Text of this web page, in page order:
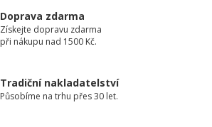
Doprava zdarma
Získejte dopravu zdarma
při nákupu nad 1500 Kč.
Tradiční nakladatelství
Působíme na trhu přes 30 let.